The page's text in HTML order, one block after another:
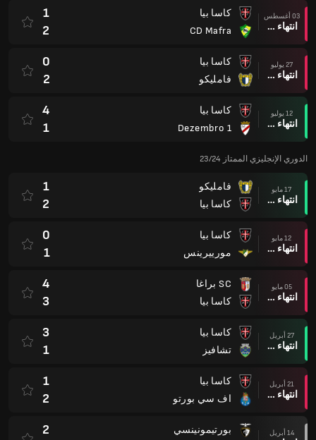
03 أغسطس
انتهاء وقت المباراة
كاسا بيا
CD Mafra
1
2
27 يوليو
انتهاء وقت المباراة
كاسا بيا
فامليكو
0
2
12 يوليو
انتهاء وقت المباراة
كاسا بيا
1 Dezembro
4
1
الدوري الإنجليزي الممتاز 23/24
17 مايو
انتهاء وقت المباراة
فامليكو
كاسا بيا
1
2
12 مايو
انتهاء وقت المباراة
كاسا بيا
مورييرينس
0
1
05 مايو
انتهاء وقت المباراة
SC براغا
كاسا بيا
4
3
27 أبريل
انتهاء وقت المباراة
كاسا بيا
تشافيز
3
1
21 أبريل
انتهاء وقت المباراة
كاسا بيا
اف سي بورتو
1
2
14 أبريل
بورتيمونينسي
2